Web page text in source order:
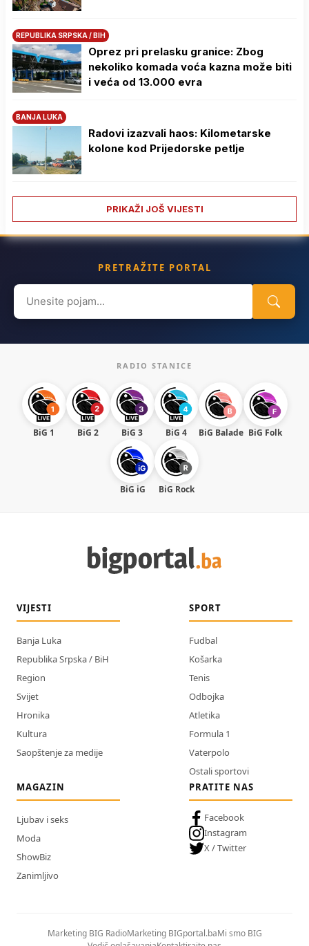
REPUBLIKA SRPSKA / BIH
Oprez pri prelasku granice: Zbog
nekoliko komada voća kazna može biti
i veća od 13.000 evra
BANJA LUKA
Radovi izazvali haos: Kilometarske
kolone kod Prijedorske petlje
PRIKAŽI JOŠ VIJESTI
PRETRAŽITE PORTAL
Search
for:
RADIO STANICE
BiG 1 BiG 2 BiG 3 BiG 4 BiG Balade BiG Folk
BiG iG BiG Rock
VIJESTI
Banja Luka
Republika Srpska / BiH
Region
Svijet
Hronika
Kultura
Saopštenje za medije
SPORT
Fudbal
Košarka
Tenis
Odbojka
Atletika
Formula 1
Vaterpolo
Ostali sportovi
MAGAZIN
Ljubav i seks
Moda
ShowBiz
Zanimljivo
PRATITE NAS
Facebook
Instagram
X / Twitter
Marketing BIG RadioMarketing BIGportal.baMi smo BIG